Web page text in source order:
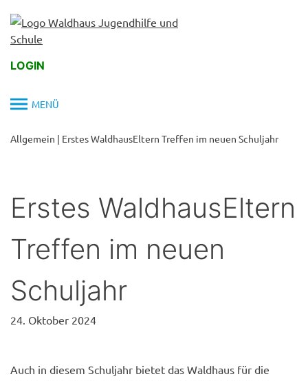
content
LOGIN
MENÜ
Allgemein | Erstes WaldhausEltern Treffen im neuen Schuljahr
Erstes WaldhausEltern
Treffen im neuen
Schuljahr
24. Oktober 2024
Auch in diesem Schuljahr bietet das Waldhaus für die